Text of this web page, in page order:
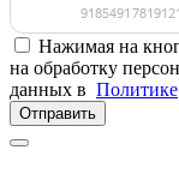
Нажимая на
на обработку
данных в Политике
Отправить